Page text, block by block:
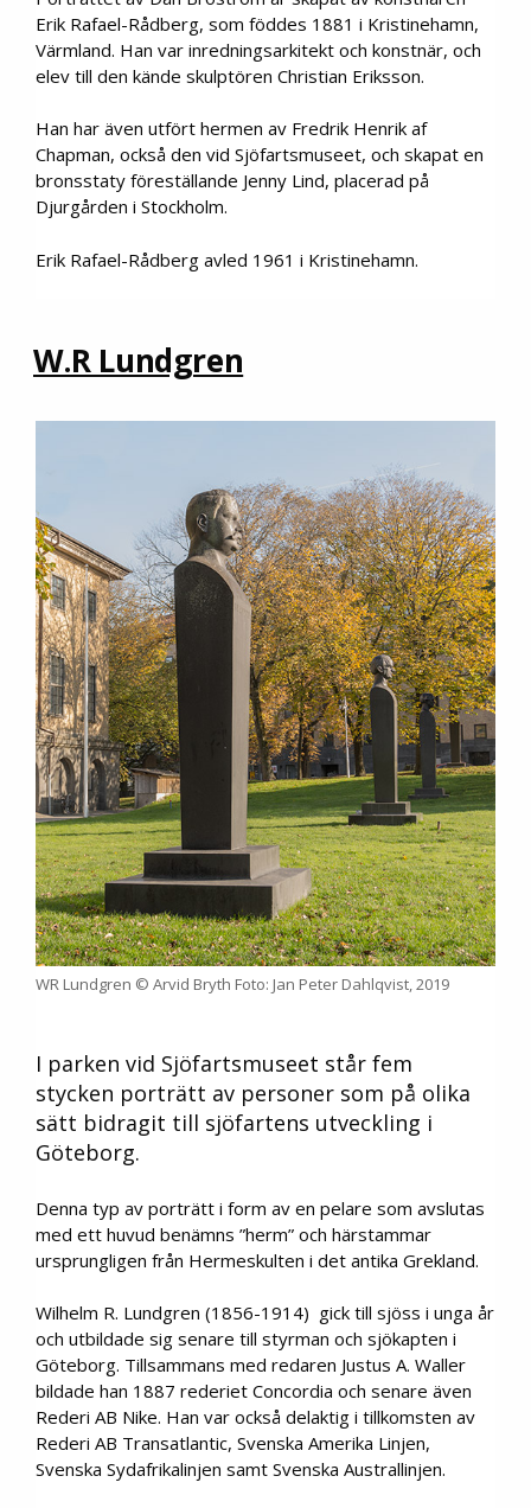
Erik Rafael-Rådberg, som föddes 1881 i Kristinehamn,
Värmland. Han var inredningsarkitekt och konstnär, och
elev till den kände skulptören Christian Eriksson.
Han har även utfört hermen av Fredrik Henrik af
Chapman, också den vid Sjöfartsmuseet, och skapat en
bronsstaty föreställande Jenny Lind, placerad på
Djurgården i Stockholm.
Erik Rafael-Rådberg avled 1961 i Kristinehamn.
W.R Lundgren
WR Lundgren © Arvid Bryth Foto: Jan Peter Dahlqvist, 2019
I parken vid Sjöfartsmuseet står fem
stycken porträtt av personer som på olika
sätt bidragit till sjöfartens utveckling i
Göteborg.
Denna typ av porträtt i form av en pelare som avslutas
med ett huvud benämns ”herm” och härstammar
ursprungligen från Hermeskulten i det antika Grekland.
Wilhelm R. Lundgren (1856-1914) gick till sjöss i unga år
och utbildade sig senare till styrman och sjökapten i
Göteborg. Tillsammans med redaren Justus A. Waller
bildade han 1887 rederiet Concordia och senare även
Rederi AB Nike. Han var också delaktig i tillkomsten av
Rederi AB Transatlantic, Svenska Amerika Linjen,
Svenska Sydafrikalinjen samt Svenska Australlinjen.